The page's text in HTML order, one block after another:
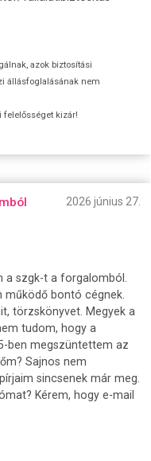
azok biztosítási
állásfoglalásának nem
felelősséget kizár!
2026 június 27.
a szgk-t a forgalomból.
bontó cégnek.
törzskönyvet. Megyek a
tudom, hogy a
ben megszüntettem az
Sajnos nem
sincsenek már meg.
Kérem, hogy e-mail